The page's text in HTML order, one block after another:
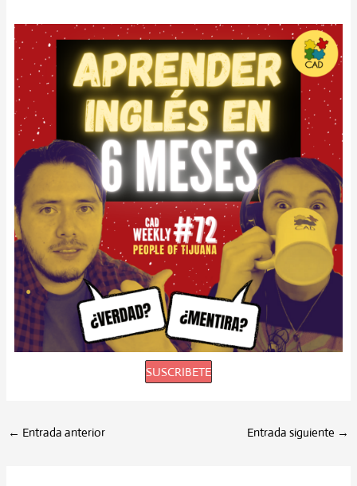
SUSCRIBETE
← Entrada anterior Entrada siguiente →